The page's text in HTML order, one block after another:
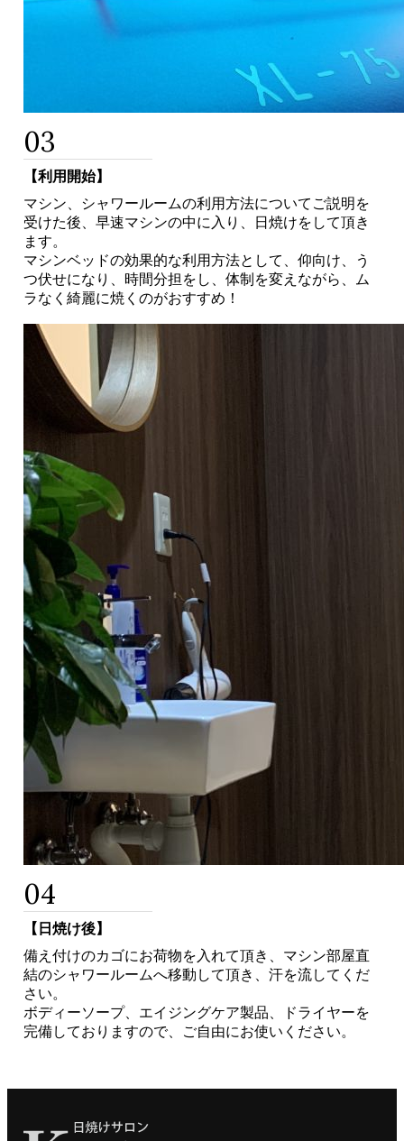
03
【利用開始】
マシン、シャワールームの利用方法についてご説明を
受けた後、早速マシンの中に入り、日焼けをして頂き
ます。
マシンベッドの効果的な利用方法として、仰向け、う
つ伏せになり、時間分担をし、体制を変えながら、ム
ラなく綺麗に焼くのがおすすめ！
04
【日焼け後】
備え付けのカゴにお荷物を入れて頂き、マシン部屋直
結のシャワールームへ移動して頂き、汗を流してくだ
さい。
ボディーソープ、エイジングケア製品、ドライヤーを
完備しておりますので、ご自由にお使いください。